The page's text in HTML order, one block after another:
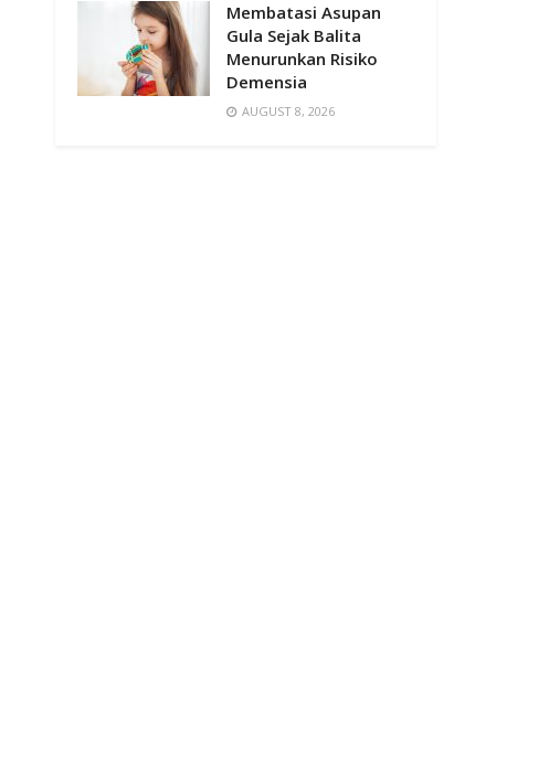
Membatasi Asupan
Gula Sejak Balita
Menurunkan Risiko
Demensia
AUGUST 8, 2026